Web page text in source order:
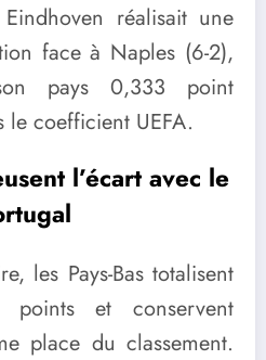
réalisait une
face à Naples (6-2),
pays 0,333 point
le coefficient UEFA.
l’écart avec le
les Pays-Bas totalisent
points et conservent
place du classement.